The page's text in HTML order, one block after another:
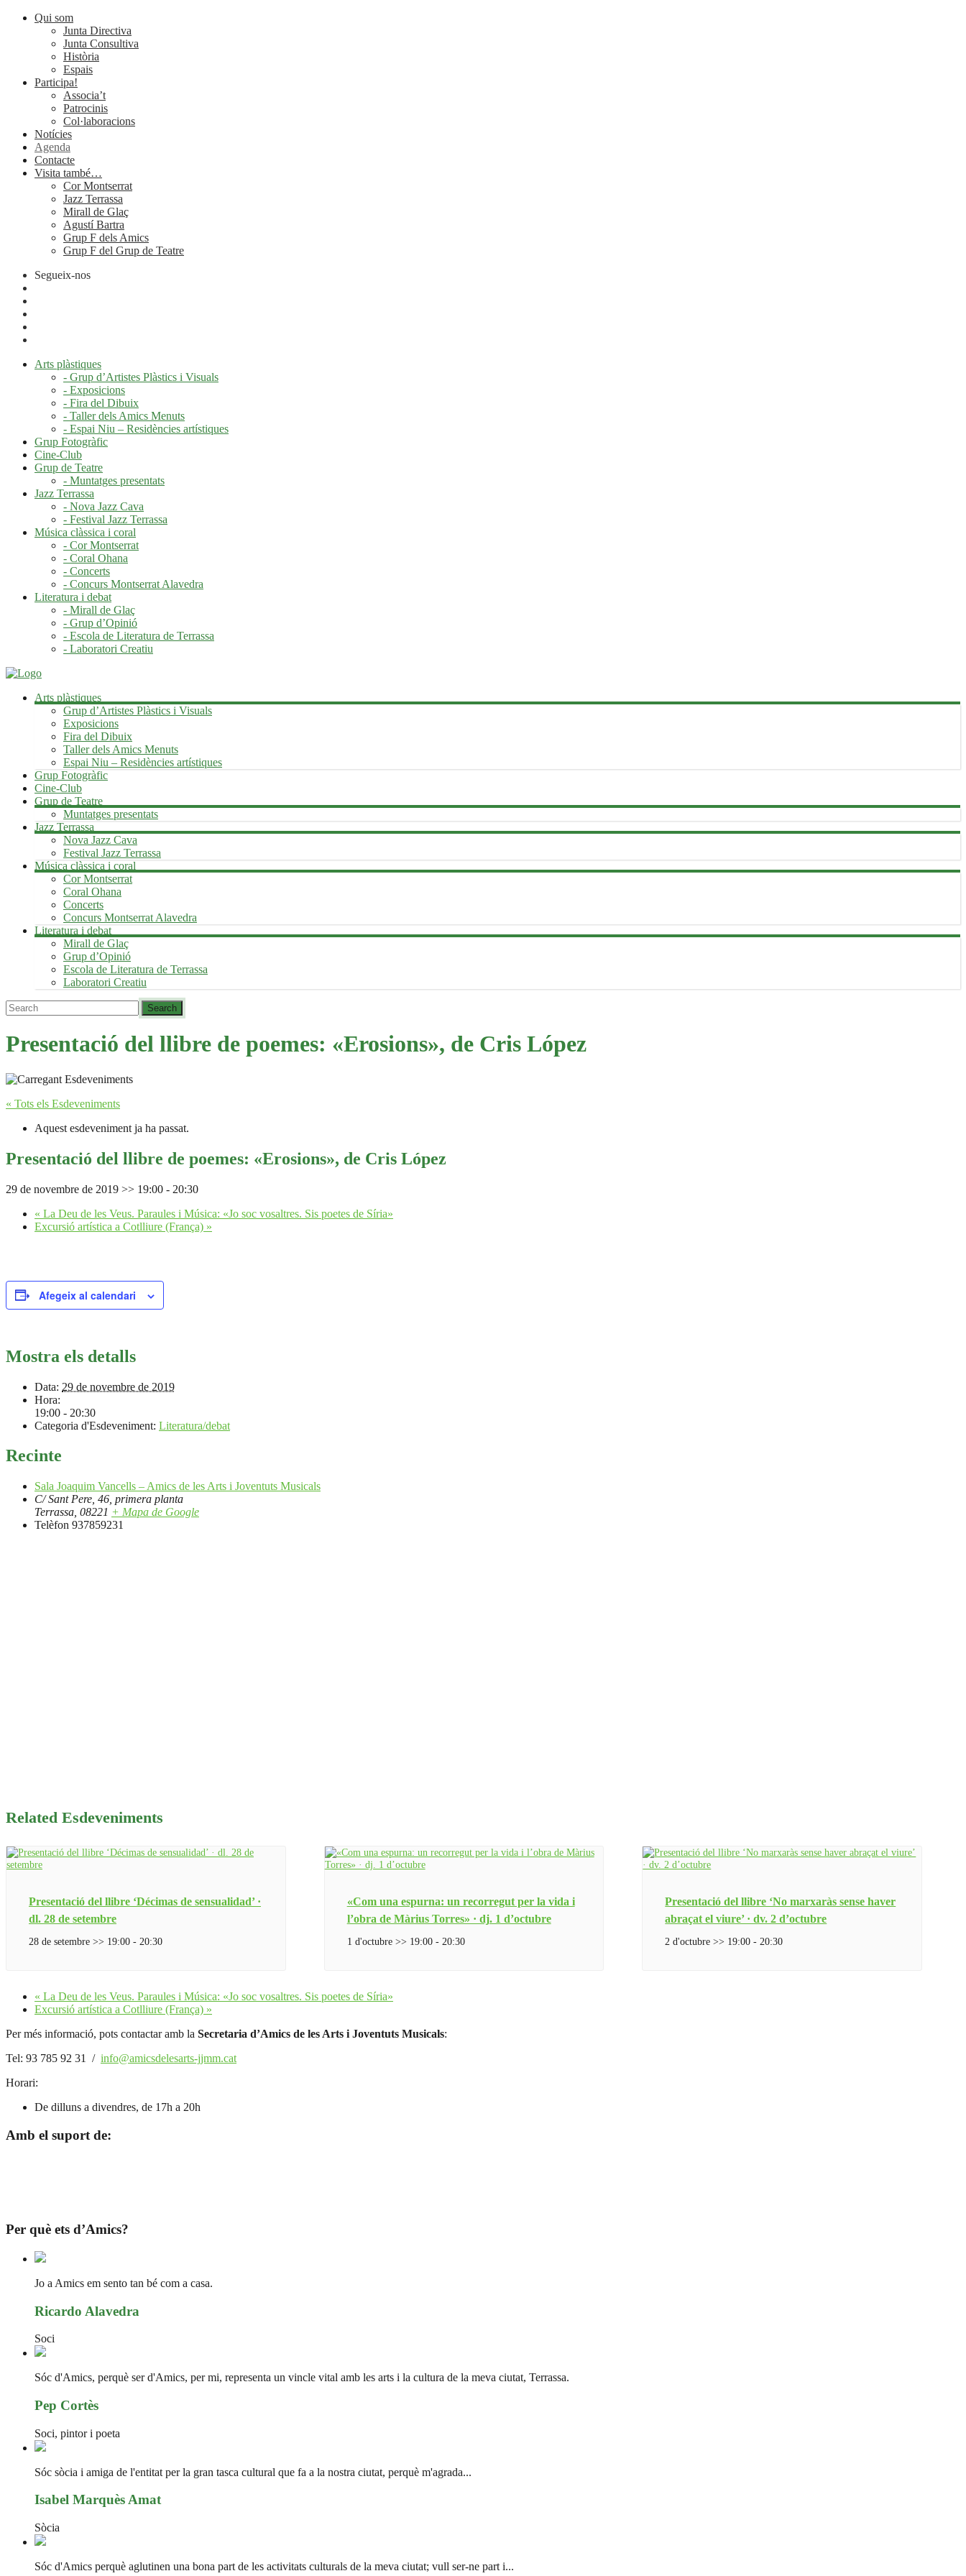
Qui som
Junta Directiva
Junta Consultiva
Història
Espais
Participa!
Associa’t
Patrocinis
Col·laboracions
Notícies
Agenda
Contacte
Visita també…
Cor Montserrat
Jazz Terrassa
Mirall de Glaç
Agustí Bartra
Grup F dels Amics
Grup F del Grup de Teatre
Segueix-nos
Arts plàstiques
- Grup d’Artistes Plàstics i Visuals
- Exposicions
- Fira del Dibuix
- Taller dels Amics Menuts
- Espai Niu – Residències artístiques
Grup Fotogràfic
Cine-Club
Grup de Teatre
- Muntatges presentats
Jazz Terrassa
- Nova Jazz Cava
- Festival Jazz Terrassa
Música clàssica i coral
- Cor Montserrat
- Coral Ohana
- Concerts
- Concurs Montserrat Alavedra
Literatura i debat
- Mirall de Glaç
- Grup d’Opinió
- Escola de Literatura de Terrassa
- Laboratori Creatiu
Arts plàstiques
Grup d’Artistes Plàstics i Visuals
Exposicions
Fira del Dibuix
Taller dels Amics Menuts
Espai Niu – Residències artístiques
Grup Fotogràfic
Cine-Club
Grup de Teatre
Muntatges presentats
Jazz Terrassa
Nova Jazz Cava
Festival Jazz Terrassa
Música clàssica i coral
Cor Montserrat
Coral Ohana
Concerts
Concurs Montserrat Alavedra
Literatura i debat
Mirall de Glaç
Grup d’Opinió
Escola de Literatura de Terrassa
Laboratori Creatiu
Presentació del llibre de poemes: «Erosions», de Cris López
« Tots els Esdeveniments
Aquest esdeveniment ja ha passat.
Presentació del llibre de poemes: «Erosions», de Cris López
29 de novembre de 2019 >> 19:00 - 20:30
« La Deu de les Veus. Paraules i Música: «Jo soc vosaltres. Sis poetes de Síria»
Excursió artística a Cotlliure (França) »
Afegeix al calendari
Mostra els detalls
Data: 29 de novembre de 2019
Hora:
19:00 - 20:30
Categoria d'Esdeveniment: Literatura/debat
Recinte
Sala Joaquim Vancells – Amics de les Arts i Joventuts Musicals
C/ Sant Pere, 46, primera planta
Terrassa 08221 + Mapa de Google
Telèfon 937859231
Related Esdeveniments
Presentació del llibre ‘Décimas de sensualidad’ ·
dl. 28 de setembre
28 de setembre >> 19:00 - 20:30
«Com una espurna: un recorregut per la vida i
l’obra de Màrius Torres» · dj. 1 d’octubre
1 d'octubre >> 19:00- 20:30
Presentació del llibre ‘No marxaràs sense haver
abraçat el viure’ · dv. 2 d’octubre
2 d'octubre >> 19:00 -20:30
« La Deu de les Veus. Paraules i Música: «Jo soc vosaltres. Sis poetes de Síria»
Excursió artística a Cotlliure (França) »
Per més informació, pots contactar amb la Secretaria d’Amics de les Arts i Joventuts Musicals:
Tel: 93 785 92 31 / info@amicsdelesarts-jjmm.cat
Horari:
De dilluns a divendres, de 17h a 20h
Amb el suport de:
Per què ets d’Amics?
Jo a Amics em sento tan bé com a casa.
Ricardo Alavedra
Soci
Sóc d'Amics, perquè ser d'Amics, per mi, representa un vincle vital amb les arts i la cultura de la meva ciutat, Terrassa.
Pep Cortès
Soci, pintor i poeta
Sóc sòcia i amiga de l'entitat per la gran tasca cultural que fa a la nostra ciutat, perquè m'agrada...
Isabel Marquès Amat
Sòcia
Sóc d'Amics perquè aglutinen una bona part de les activitats culturals de la meva ciutat; vull ser-ne part i...